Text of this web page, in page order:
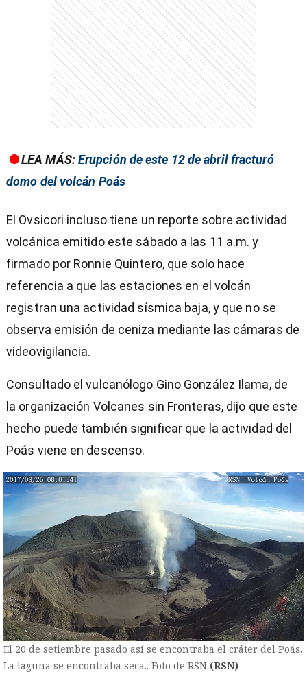
LEA MÁS:Erupción de este 12 de abril fracturó
domo del volcán Poás
El Ovsicori incluso tiene un reporte sobre actividad
volcánica emitido este sábado a las 11 a.m. y
firmado por Ronnie Quintero, que solo hace
referencia a que las estaciones en el volcán
registran una actividad sísmica baja, y que no se
observa emisión de ceniza mediante las cámaras de
videovigilancia.
Consultado el vulcanólogo Gino González Ilama, de
la organización Volcanes sin Fronteras, dijo que este
hecho puede también significar que la actividad del
Poás viene en descenso.
El 20 de setiembre pasado así se encontraba el cráter del Poás.
La laguna se encontraba seca.. Foto de RSN (RSN)